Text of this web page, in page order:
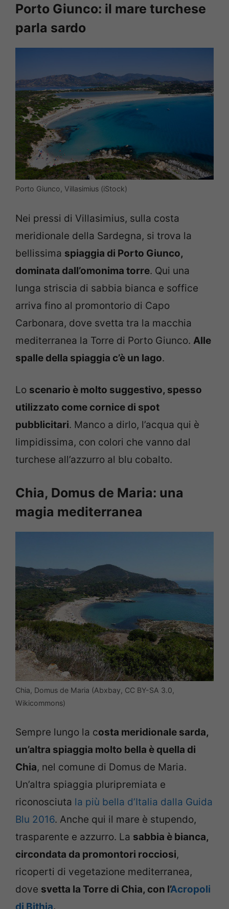
Porto Giunco: il mare turchese
parla sardo
Porto Giunco, Villasimius (iStock)
Nei pressi di Villasimius, sulla costa
meridionale della Sardegna, si trova la
bellissima spiaggia di Porto Giunco,
dominata dall’omonima torre. Qui una
lunga striscia di sabbia bianca e soffice
arriva fino al promontorio di Capo
Carbonara, dove svetta tra la macchia
mediterranea la Torre di Porto Giunco. Alle
spalle della spiaggia c’è un lago.
Lo scenario è molto suggestivo, spesso
utilizzato come cornice di spot
pubblicitari. Manco a dirlo, l’acqua qui è
limpidissima, con colori che vanno dal
turchese all’azzurro al blu cobalto.
Chia, Domus de Maria: una
magia mediterranea
Chia, Domus de Maria (Abxbay, CC BY-SA 3.0,
Wikicommons)
Sempre lungo la costa meridionale sarda,
un’altra spiaggia molto bella è quella di
Chia, nel comune di Domus de Maria.
Un’altra spiaggia pluripremiata e
riconosciuta la più bella d’Italia dalla Guida
Blu 2016. Anche qui il mare è stupendo,
trasparente e azzurro. La sabbia è bianca,
circondata da promontori rocciosi,
ricoperti di vegetazione mediterranea,
dove svetta la Torre di Chia, con l’Acropoli